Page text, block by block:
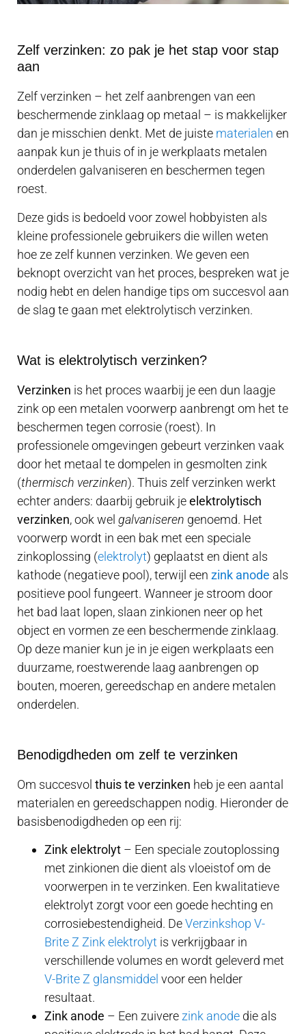
Zelf verzinken: zo pak je het stap voor stap
aan
Zelf verzinken – het zelf aanbrengen van een
beschermende zinklaag op metaal – is makkelijker
dan je misschien denkt. Met de juiste materialen en
aanpak kun je thuis of in je werkplaats metalen
onderdelen galvaniseren en beschermen tegen
roest.
Deze gids is bedoeld voor zowel hobbyisten als
kleine professionele gebruikers die willen weten
hoe ze zelf kunnen verzinken. We geven een
beknopt overzicht van het proces, bespreken wat je
nodig hebt en delen handige tips om succesvol aan
de slag te gaan met elektrolytisch verzinken.
Wat is elektrolytisch verzinken?
Verzinken is het proces waarbij je een dun laagje
zink op een metalen voorwerp aanbrengt om het te
beschermen tegen corrosie (roest). In
professionele omgevingen gebeurt verzinken vaak
door het metaal te dompelen in gesmolten zink
(thermisch verzinken). Thuis zelf verzinken werkt
echter anders: daarbij gebruik jeelektrolytisch
verzinken, ook wel galvaniseren genoemd. Het
voorwerp wordt in een bak met een speciale
zinkoplossing (elektrolyt) geplaatst en dient als
kathode (negatieve pool), terwijl een zink anode als
positieve pool fungeert. Wanneer je stroom door
het bad laat lopen, slaan zinkionen neer op het
object en vormen ze een beschermende zinklaag.
Op deze manier kun je in je eigen werkplaats een
duurzame, roestwerende laag aanbrengen op
bouten, moeren, gereedschap en andere metalen
onderdelen.
Benodigdheden om zelf te verzinken
Om succesvol thuis te verzinken heb je een aantal
materialen en gereedschappen nodig. Hieronder de
basisbenodigdheden op een rij:
Zink elektrolyt – Een speciale zoutoplossing
met zinkionen die dient als vloeistof om de
voorwerpen in te verzinken. Een kwalitatieve
elektrolyt zorgt voor een goede hechting en
corrosiebestendigheid. DeVerzinkshop V-
Brite Z Zink elektrolyt is verkrijgbaar in
verschillende volumes en wordt geleverd met
V-Brite Z glansmiddel voor een helder
resultaat.
Zink anode – Een zuivere zink anode die als